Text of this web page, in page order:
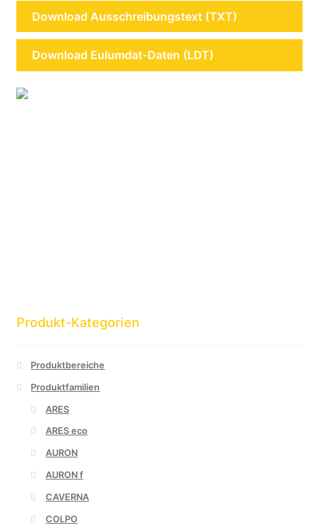
Download Ausschreibungstext (TXT)
Download Eulumdat-Daten (LDT)
Produkt-Kategorien
Produktbereiche
Produktfamilien
ARES
ARES eco
AURON
AURON f
CAVERNA
COLPO